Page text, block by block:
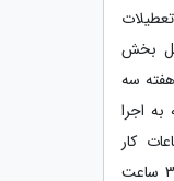
بخش
سه
اجرا
کار
هفته در این کشورها به کمتر از 35 ساعت